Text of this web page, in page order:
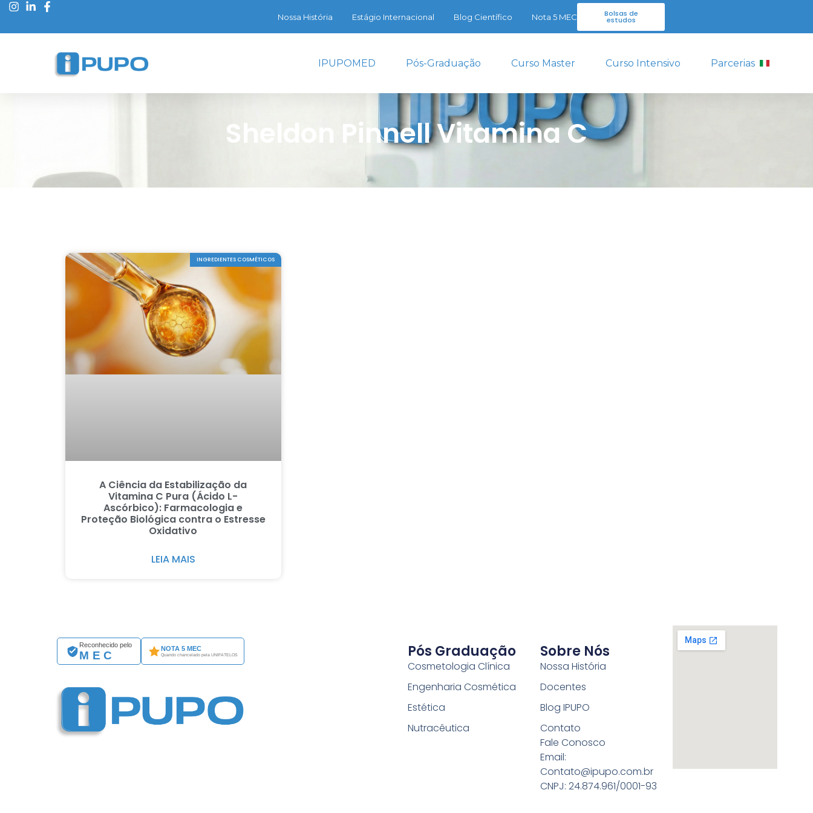
Bolsas de
estudos
Nossa História Estágio Internacional Blog Científico Nota 5 MEC
IPUPOMED Pós-Graduação Curso Master Curso Intensivo Parcerias
Sheldon Pinnell Vitamina C
INGREDIENTES COSMÉTICOS
A Ciência da Estabilização da
Vitamina C Pura (Ácido L-
Ascórbico): Farmacologia e
Proteção Biológica contra o Estresse
Oxidativo
LEIA MAIS
Reconhecido pelo
MEC
NOTA 5 MEC
Quando chancelado pela UNIFATELOS Pós Graduação
Cosmetologia Clínica
Engenharia Cosmética
Estética
Nutracêutica
Sobre Nós
Nossa História
Docentes
Blog IPUPO
Contato
Fale Conosco
Email:
Contato@ipupo.com.br
CNPJ: 24.874.961/0001-93